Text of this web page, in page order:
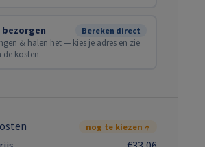
Bereken direct
bezorgen
& halen het — kies je adres en zie
de kosten.
nog te kiezen ↑